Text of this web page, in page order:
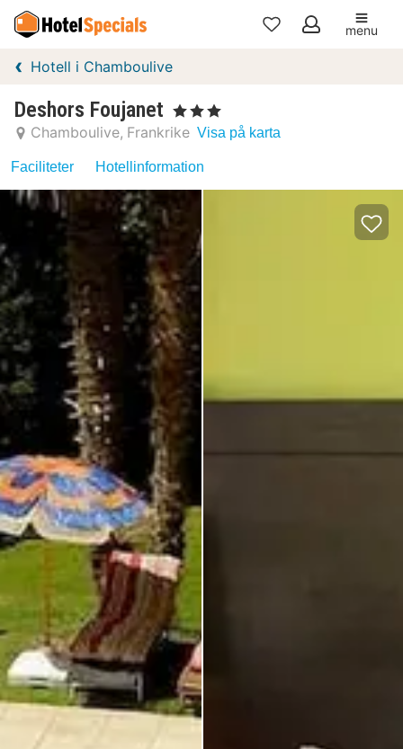
Mina
menu
Hotell i Chamboulive
Deshors Foujanet , 3 Stjärnor
Chamboulive Frankrike Visa på karta
Faciliteter Hotellinformation